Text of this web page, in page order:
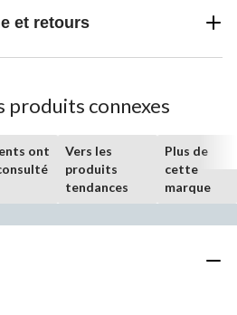
et retours
produits connexes
ont
Vers les
produits
tendances
Plus de
cette
marque